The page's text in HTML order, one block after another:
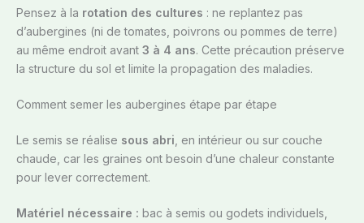
Pensez à la rotation des cultures : ne replantez pas
d’aubergines (ni de tomates, poivrons ou pommes de terre)
au même endroit avant 3 à 4 ans. Cette précaution préserve
la structure du sol et limite la propagation des maladies.
Comment semer les aubergines étape par étape
Le semis se réalise sous abri , en intérieur ou sur couche
chaude, car les graines ont besoin d’une chaleur constante
pour lever correctement.
Matériel nécessaire : bac à semis ou godets individuels,